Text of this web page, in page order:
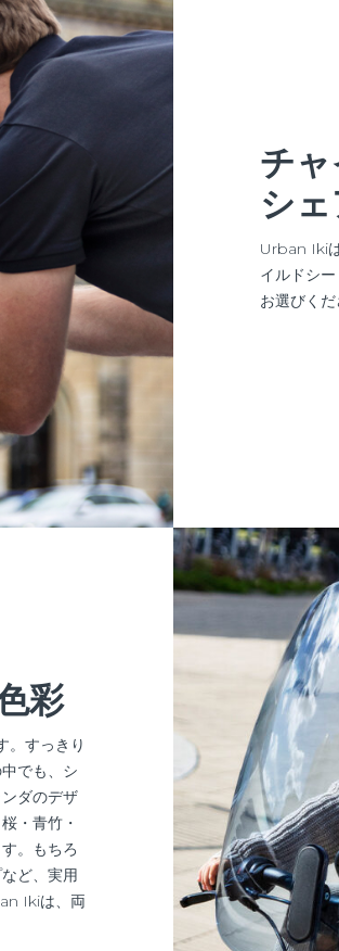
チ
シ
Urban Iki
イルドシ
お選びくだ
彩
。すっきり
でも、シ
ダのデザ
・青竹・
。もちろ
ど、実用
Ikiは、両